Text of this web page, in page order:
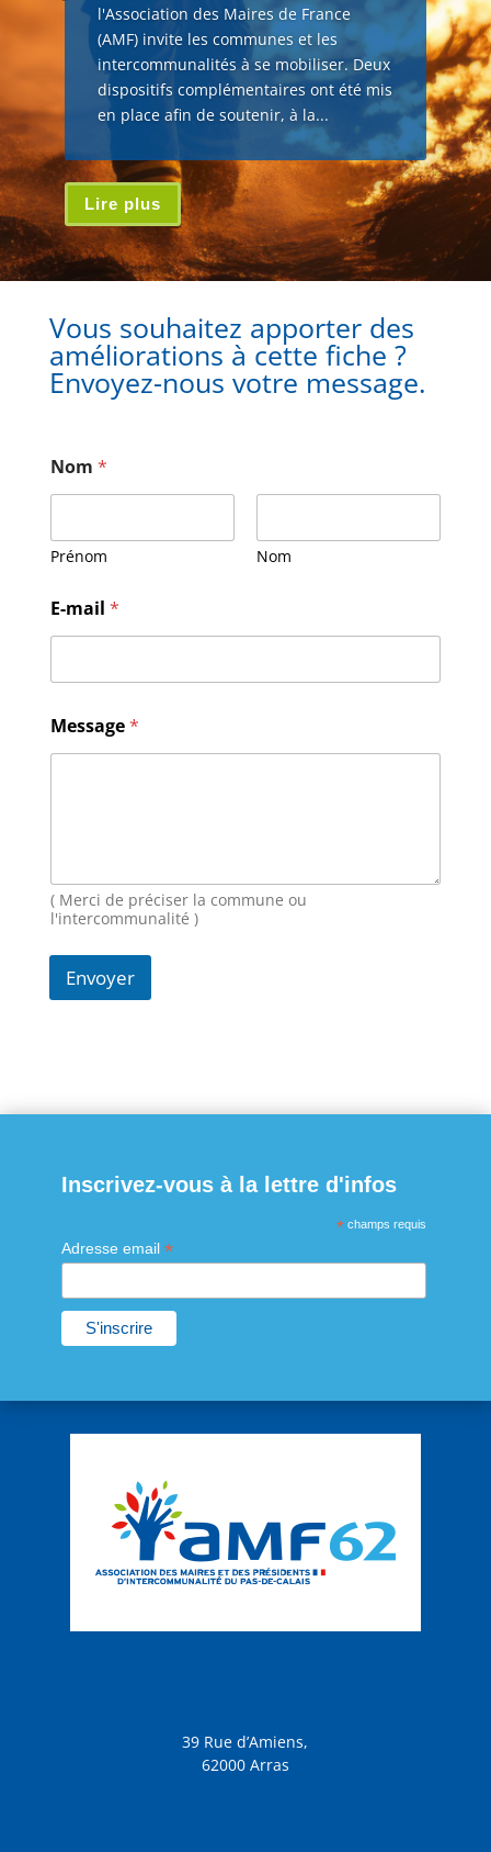
l'Association des Maires de France
(AMF) invite les communes et les
intercommunalités à se mobiliser. Deux
dispositifs complémentaires ont été mis
en place afin de soutenir, à la...
Lire plus
Vous souhaitez apporter des
améliorations à cette fiche ?
Envoyez-nous votre message.
Nom *
Prénom Nom
E-mail *
e
s
m
a
l
o
Message*
( Merci de préciser la commune ou
l'intercommunalité )
Envoyer
Inscrivez-vous à la lettre d'infos
* champs requis
Adresse email *
39 Rue d’Amiens,
62000 Arras